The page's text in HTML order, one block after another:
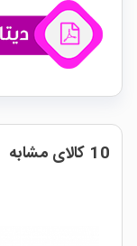
10 کالای مشابه